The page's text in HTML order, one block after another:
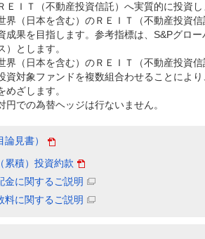
ＥＩＴ（不動産投資信託）へ実質的に投資
界（日本を含む）のＲＥＩＴ（不動産投資
成果を目指します。参考指標は、S&Pグロ
）とします。
界（日本を含む）のＲＥＩＴ（不動産投資
資対象ファンドを複数組合わせることによ
めざします。
円での為替ヘッジは行ないません。
見書）
累積）投資約款
金に関するご説明
料に関するご説明